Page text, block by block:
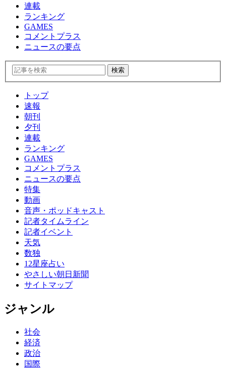
連載
ランキング
GAMES
コメントプラス
ニュースの要点
トップ
速報
朝刊
夕刊
連載
ランキング
GAMES
コメントプラス
ニュースの要点
特集
動画
音声・ポッドキャスト
記者タイムライン
記者イベント
天気
数独
12星座占い
やさしい朝日新聞
サイトマップ
ジャンル
社会
経済
政治
国際